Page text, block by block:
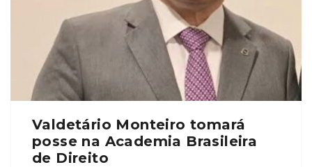
Valdetário Monteiro tomará
posse na Academia Brasileira
de Direito